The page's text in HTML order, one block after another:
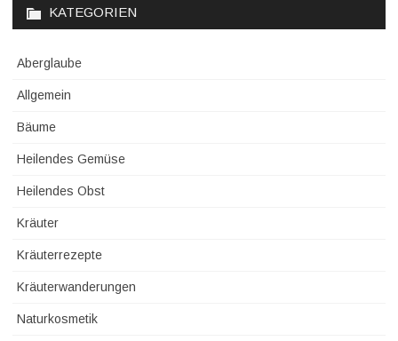
KATEGORIEN
Aberglaube
Allgemein
Bäume
Heilendes Gemüse
Heilendes Obst
Kräuter
Kräuterrezepte
Kräuterwanderungen
Naturkosmetik